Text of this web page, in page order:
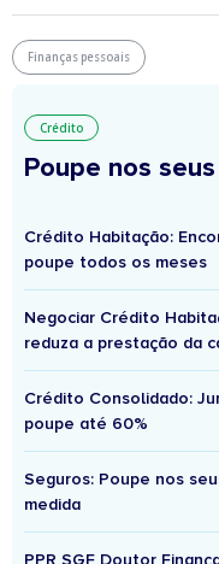
Finanças pessoais
Crédito
Poupe nos
Crédito Habitação:
poupe todos os meses
Negociar Crédito
reduza a prestação da
Crédito Consolidado:
poupe até 60%
Seguros: Poupe nos
medida